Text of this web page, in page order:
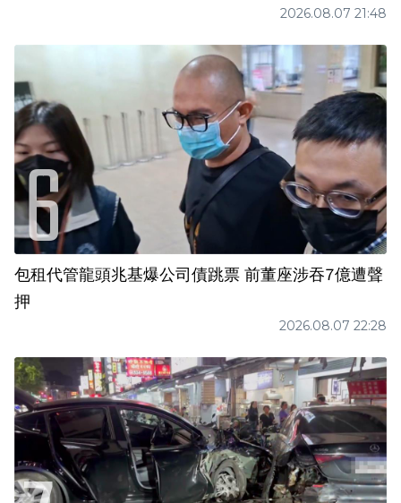
2026.08.07 21:48
包租代管龍頭兆基爆公司債跳票 前董座涉吞7億遭聲
押
2026.08.07 22:28